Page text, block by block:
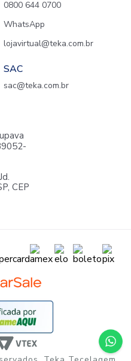
0800 644 0700
WhatsApp
lojavirtual@teka.com.br
SAC
sac@teka.com.br
CEP